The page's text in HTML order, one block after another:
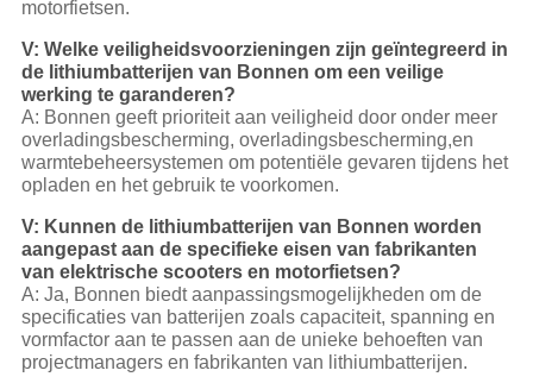
motorfietsen.
V: Welke veiligheidsvoorzieningen zijn geïntegreerd in
de lithiumbatterijen van Bonnen om een veilige
werking te garanderen?
A: Bonnen geeft prioriteit aan veiligheid door onder meer
overladingsbescherming, overladingsbescherming,en
warmtebeheersystemen om potentiële gevaren tijdens het
opladen en het gebruik te voorkomen.
V: Kunnen de lithiumbatterijen van Bonnen worden
aangepast aan de specifieke eisen van fabrikanten
van elektrische scooters en motorfietsen?
A: Ja, Bonnen biedt aanpassingsmogelijkheden om de
specificaties van batterijen zoals capaciteit, spanning en
vormfactor aan te passen aan de unieke behoeften van
projectmanagers en fabrikanten van lithiumbatterijen.